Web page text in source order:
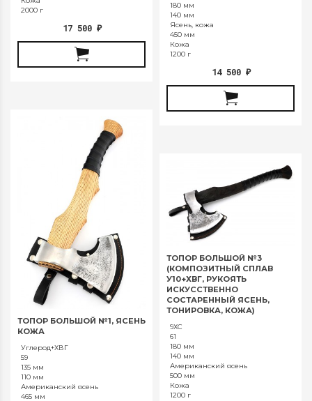
2000 г
17 500 ₽
180 мм
140 мм
Ясень, кожа
450 мм
Кожа
1200 г
14 500 ₽
ТОПОР БОЛЬШОЙ №1, ЯСЕНЬ
КОЖА
Углерод+ХВГ
59
135 мм
110 мм
Американский ясень
465 мм
ТОПОР БОЛЬШОЙ №3
(КОМПОЗИТНЫЙ СПЛАВ
У10+ХВГ, РУКОЯТЬ
ИСКУССТВЕННО
СОСТАРЕННЫЙ ЯСЕНЬ,
ТОНИРОВКА, КОЖА)
9ХС
61
180 мм
140 мм
Американский ясень
500 мм
Кожа
1200 г